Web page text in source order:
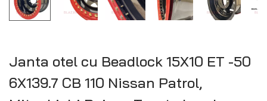
Janta otel cu Beadlock 15X10 ET -50
6X139.7 CB 110 Nissan Patrol,